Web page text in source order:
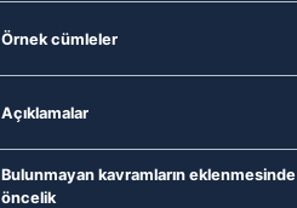
Örnek cümleler
Açıklamalar
Bulunmayan kavramların eklenmesinde
öncelik